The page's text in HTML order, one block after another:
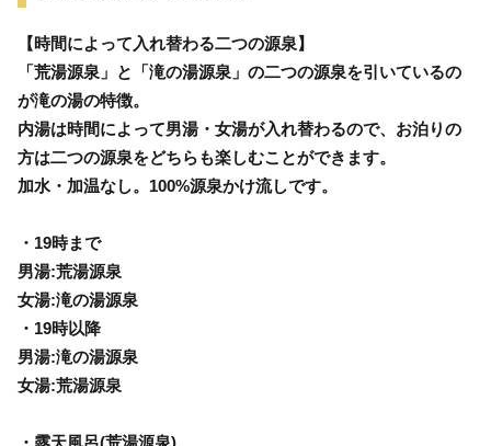
【時間によって入れ替わる二つの源泉】
「荒湯源泉」と「滝の湯源泉」の二つの源泉を引いているの
が滝の湯の特徴。
内湯は時間によって男湯・女湯が入れ替わるので、お泊りの
方は二つの源泉をどちらも楽しむことができます。
加水・加温なし。100%源泉かけ流しです。
・19時まで
男湯:荒湯源泉
女湯:滝の湯源泉
・19時以降
男湯:滝の湯源泉
女湯:荒湯源泉
・露天風呂(荒湯源泉)